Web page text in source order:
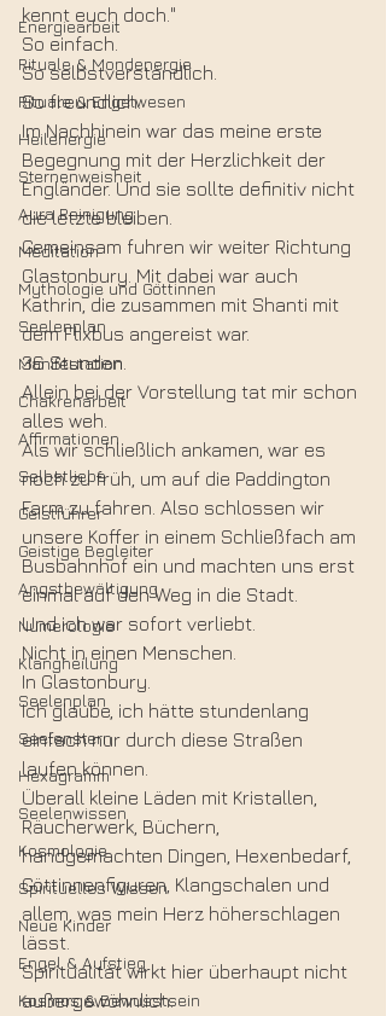
Energiearbeit
Rituale & Mondenergie
Rituale & Engelwesen
Heilenergie
Sternenweisheit
Aura Reinigung
Meditation
Mythologie und Göttinnen
Seelenplan
Manifestation
Chakrenarbeit
Affirmationen
Selbstliebe
Geistführer
Geistige Begleiter
Angstbewältigung
Numerologie
Klangheilung
Seelenplan
Seelenstern
Hexagramm
Seelenwissen
Kosmologie
Spirituelles Wissen
Neue Kinder
Engel & Aufstieg
Kosmos & Bewusstsein
kennt euch doch."
So einfach.
So selbstverständlich.
So freundlich.
Im Nachhinein war das meine erste
Begegnung mit der Herzlichkeit der
Engländer. Und sie sollte definitiv nicht
die letzte bleiben.
Gemeinsam fuhren wir weiter Richtung
Glastonbury. Mit dabei war auch
Kathrin, die zusammen mit Shanti mit
dem Flixbus angereist war.
36 Stunden.
Allein bei der Vorstellung tat mir schon
alles weh.
Als wir schließlich ankamen, war es
noch zu früh, um auf die Paddington
Farm zu fahren. Also schlossen wir
unsere Koffer in einem Schließfach am
Busbahnhof ein und machten uns erst
einmal auf den Weg in die Stadt.
Und ich war sofort verliebt.
Nicht in einen Menschen.
In Glastonbury.
Ich glaube, ich hätte stundenlang
einfach nur durch diese Straßen
laufen können.
Überall kleine Läden mit Kristallen,
Räucherwerk, Büchern,
handgemachten Dingen, Hexenbedarf,
Göttinnenfiguren, Klangschalen und
allem, was mein Herz höherschlagen
lässt.
Spiritualität wirkt hier überhaupt nicht
außergewöhnlich.